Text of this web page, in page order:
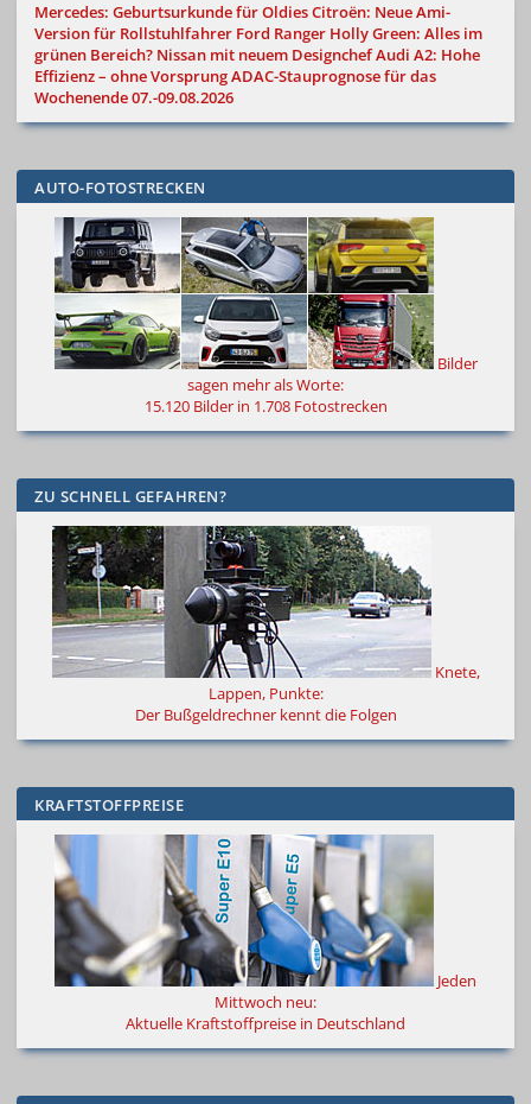
Mercedes: Geburtsurkunde für OldiesCitroën: Neue Ami-
Version für Rollstuhlfahrer Ford Ranger Holly Green: Alles im
grünen Bereich? Nissan mit neuem DesignchefAudi A2: Hohe
Effizienz – ohne VorsprungADAC-Stauprognose für das
Wochenende 07.-09.08.2026
AUTO-FOTOSTRECKEN
Bilder
sagen mehr als Worte:
15.120 Bilder in 1.708 Fotostrecken
ZU SCHNELL GEFAHREN?
Knete,
Lappen, Punkte:
Der Bußgeldrechner kennt die Folgen
KRAFTSTOFFPREISE
Jeden
Mittwoch neu:
Aktuelle Kraftstoffpreise in Deutschland